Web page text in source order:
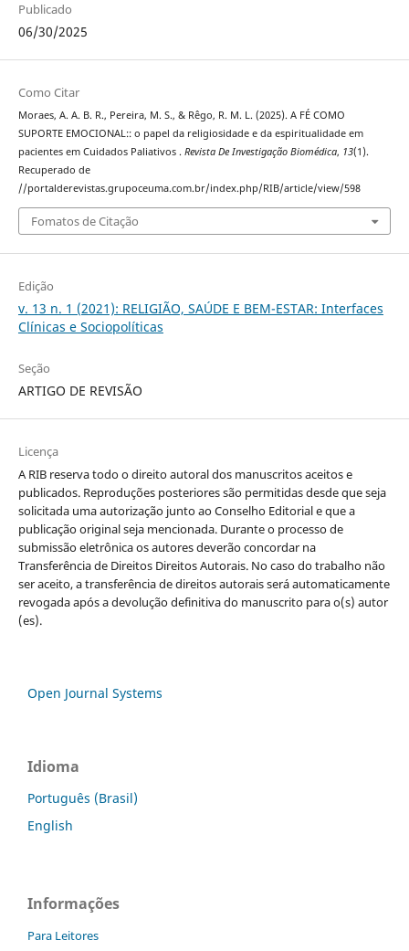
Publicado
06/30/2025
Como Citar
Moraes, A. A. B. R., Pereira, M. S., & Rêgo, R. M. L. (2025). A FÉ COMO
SUPORTE EMOCIONAL:: o papel da religiosidade e da espiritualidade em
pacientes em Cuidados Paliativos . Revista De Investigação Biomédica, 13(1).
Recuperado de
//portalderevistas.grupoceuma.com.br/index.php/RIB/article/view/598
Fomatos de Citação
Edição
v. 13 n. 1 (2021): RELIGIÃO, SAÚDE E BEM-ESTAR: Interfaces
Clínicas e Sociopolíticas
Seção
ARTIGO DE REVISÃO
Licença
A RIB reserva todo o direito autoral dos manuscritos aceitos e
publicados. Reproduções posteriores são permitidas desde que seja
solicitada uma autorização junto ao Conselho Editorial e que a
publicação original seja mencionada. Durante o processo de
submissão eletrônica os autores deverão concordar na
Transferência de Direitos Direitos Autorais. No caso do trabalho não
ser aceito, a transferência de direitos autorais será automaticamente
revogada após a devolução definitiva do manuscrito para o(s) autor
(es).
Open Journal Systems
Idioma
Português (Brasil)
English
Informações
Para Leitores